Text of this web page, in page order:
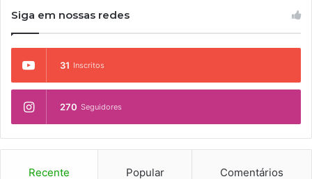
Siga em nossas redes
31 Inscritos
270 Seguidores
Recente Popular Comentários